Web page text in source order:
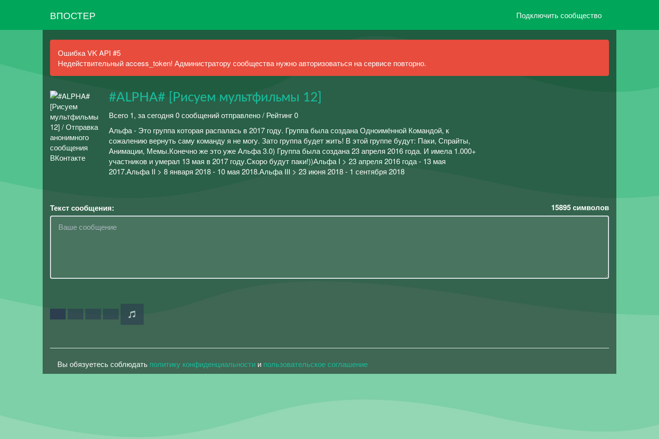
ВПОСТЕР Подключить сообщество
Ошибка VK API #5
Недействительный access_token! Администратору сообщества нужно авторизоваться на сервисе повторно.
#ALPHA# [Рисуем мультфильмы 12]
Всего 1, за сегодня 0 сообщений отправлено / Рейтинг 0
Альфа - Это группа которая распалась в 2017 году. Группа была создана Одноимённой Командой, к
сожалению вернуть саму команду я не могу. Зато группа будет жить! В этой группе будут: Паки, Спрайты,
Анимации, Мемы.Конечно же это уже Альфа 3.0) Группа была создана 23 апреля 2016 года. И имела 1.000+
участников и умерал 13 мая в 2017 году.Скоро будут паки!))Альфа I > 23 апреля 2016 года - 13 мая
2017.Альфа II > 8 января 2018 - 10 мая 2018.Альфа III > 23 июня 2018 - 1 сентября 2018
Текст сообщения: 15895символов
Вы обязуетесь соблюдать политику конфиденциальности и пользовательское соглашение